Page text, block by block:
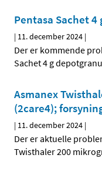
Pentasa Sachet
| 11. december 2024 |
Der er kommende
Sachet 4 g
Asmanex
(2care4);
| 11. december 2024 |
Der er aktuelle
Twisthaler 200